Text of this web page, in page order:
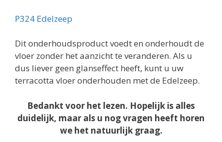
P324 Edelzeep
Dit onderhoudsproduct voedt en onderhoudt de
vloer zonder het aanzicht te veranderen. Als u
dus liever geen glanseffect heeft, kunt u uw
terracotta vloer onderhouden met de Edelzeep.
Bedankt voor het lezen. Hopelijk is alles
duidelijk, maar als u nog vragen heeft horen
we het natuurlijk graag.